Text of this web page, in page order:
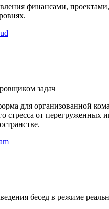
финансами,
задач
для организованной
стресса от
бесед в режиме